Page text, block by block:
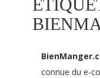
connue du e-